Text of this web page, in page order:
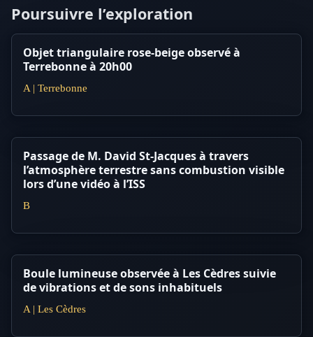
Poursuivre l’exploration
Objet triangulaire rose-beige observé à
Terrebonne à 20h00
A | Terrebonne
Passage de M. David St-Jacques à travers
l’atmosphère terrestre sans combustion visible
lors d’une vidéo à l’ISS
B
Boule lumineuse observée à Les Cèdres suivie
de vibrations et de sons inhabituels
A | Les Cèdres